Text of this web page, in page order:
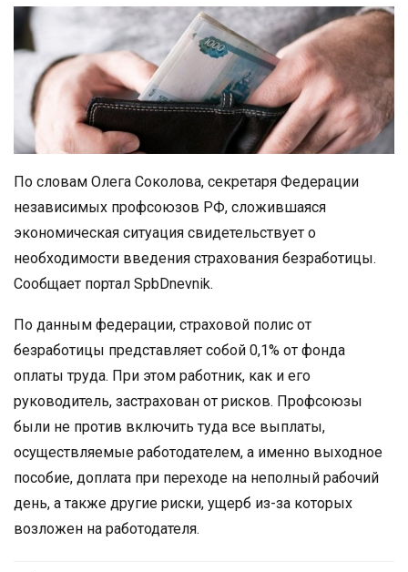
По словам Олега Соколова, секретаря Федерации
независимых профсоюзов РФ, сложившаяся
экономическая ситуация свидетельствует о
необходимости введения страхования безработицы.
Сообщает портал SpbDnevnik.
По данным федерации, страховой полис от
безработицы представляет собой 0,1% от фонда
оплаты труда. При этом работник, как и его
руководитель, застрахован от рисков. Профсоюзы
были не против включить туда все выплаты,
осуществляемые работодателем, а именно выходное
пособие, доплата при переходе на неполный рабочий
день, а также другие риски, ущерб из-за которых
возложен на работодателя.